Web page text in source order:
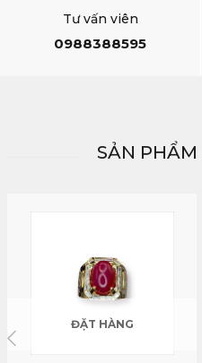
Tư vấn viên
0988388595
SẢN
HẾT HÀNG